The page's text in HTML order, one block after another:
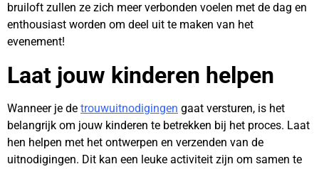
bruiloft zullen ze zich meer verbonden voelen met de dag en
enthousiast worden om deel uit te maken van het
evenement!
Laat jouw kinderen helpen
Wanneer je de trouwuitnodigingen gaat versturen, is het
belangrijk om jouw kinderen te betrekken bij het proces. Laat
hen helpen met het ontwerpen en verzenden van de
uitnodigingen. Dit kan een leuke activiteit zijn om samen te